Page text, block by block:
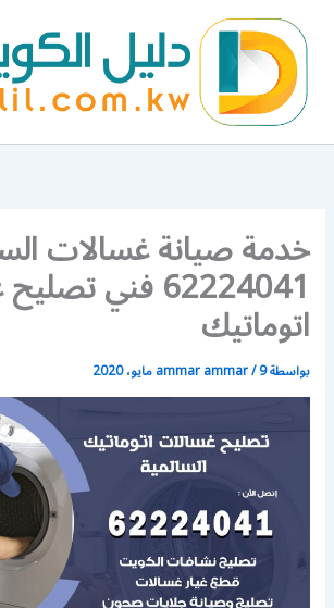
المحتوى
خدمة صيانة غسالات
62224041 فني
اتوماتيك
بواسطة ammar ammar/9 مايو، 2020